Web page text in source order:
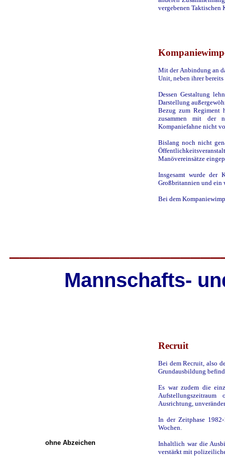
vergebenen
Mit der Anbindung an
Unit, neben ihrer
Dessen Gestaltung
Darstellung
Bezug zum Regiment
zusammen mit der
Kompaniefahne nicht
Bislang noch nicht
Manövereinsätze
Insgesamt wurde der
Großbritannien und ein
Bei dem
Mannschafts-
ohne Abzeichen
Recruit
Bei dem Recruit, also
Grundausbildung
Es war zudem die
Ausrichtung,
In der Zeitphase
Wochen.
Inhaltlich war die
verstärkt mit